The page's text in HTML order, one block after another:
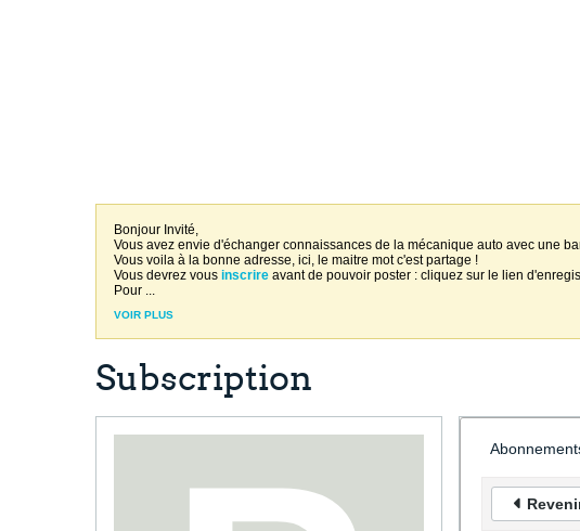
Bonjour Invité,
Vous avez envie d'échanger connaissances de la mécanique auto avec une
Vous voila à la bonne adresse, ici, le maitre mot c'est partage !
Vous devrez vous inscrire avant de pouvoir poster : cliquez sur le lien
Pour ...
VOIR PLUS
Subscription